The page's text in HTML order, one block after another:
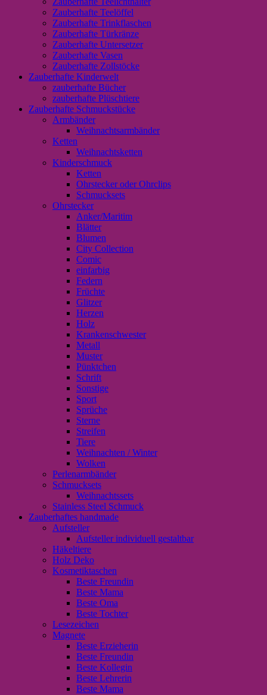
Zauberhafte Teelöffel
Zauberhafte Trinkflaschen
Zauberhafte Türkränze
Zauberhafte Untersetzer
Zauberhafte Vasen
Zauberhafte Zollstöcke
Zauberhafte Kinderwelt
zauberhafte Bücher
zauberhafte Plüschtiere
Zauberhafte Schmuckstücke
Armbänder
Weihnachtsarmbänder
Ketten
Weihnachtsketten
Kinderschmuck
Ketten
Ohrstecker oder Ohrclips
Schmucksets
Ohrstecker
Anker/Maritim
Blätter
Blumen
City Collection
Comic
einfarbig
Federn
Früchte
Glitzer
Herzen
Holz
Krankenschwester
Metall
Muster
Pünktchen
Schrift
Sonstige
Sport
Sprüche
Sterne
Streifen
Tiere
Weihnachten / Winter
Wolken
Perlenarmbänder
Schmucksets
Weihnachtssets
Stainless Steel Schmuck
Zauberhaftes handmade
Aufsteller
Aufsteller individuell gestaltbar
Häkeltiere
Holz Deko
Kosmetiktaschen
Beste Freundin
Beste Mama
Beste Oma
Beste Tochter
Lesezeichen
Magnete
Beste Erzieherin
Beste Freundin
Beste Kollegin
Beste Lehrerin
Beste Mama